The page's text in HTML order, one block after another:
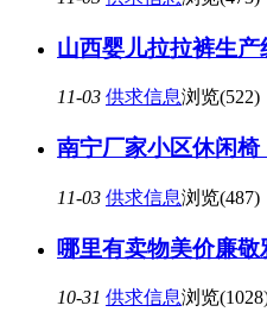
山西婴儿拉拉裤生
11-03 供求信息浏览(522)
南宁厂家小区休闲
11-03 供求信息浏览(487)
哪里有卖物美价廉
10-31 供求信息浏览